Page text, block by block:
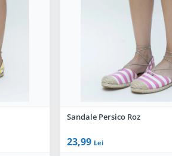
Sandale Persico Roz
23,99 Lei